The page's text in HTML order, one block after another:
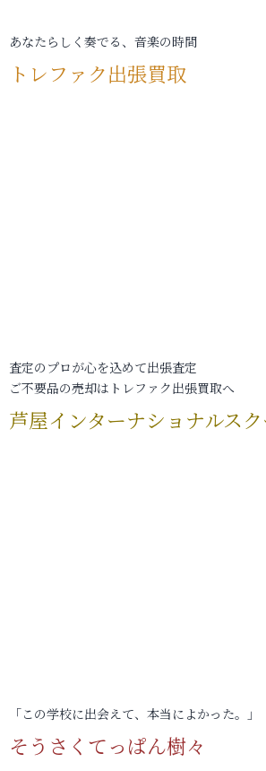
あなたらしく奏でる、音楽の時間
トレファク出張買取
査定のプロが心を込めて出張査定
ご不要品の売却はトレファク出張買取へ
芦屋インターナショナルス
「この学校に出会えて、本当によかった。」
そうさくてっぱん樹々